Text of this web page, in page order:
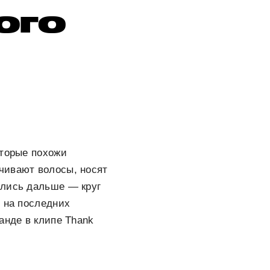
похожи
волосы, носят
дальше — круг
последних
в клипе Thank